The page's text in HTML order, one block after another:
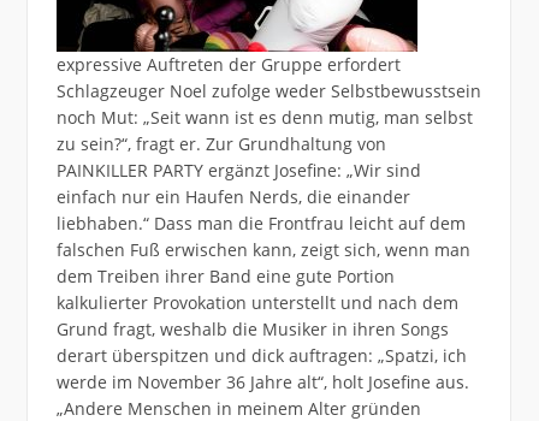
expressive Auftreten der Gruppe erfordert
Schlagzeuger Noel zufolge weder Selbstbewusstsein
noch Mut: „Seit wann ist es denn mutig, man selbst
zu sein?“, fragt er. Zur Grundhaltung von
PAINKILLER PARTY ergänzt Josefine: „Wir sind
einfach nur ein Haufen Nerds, die einander
liebhaben.“ Dass man die Frontfrau leicht auf dem
falschen Fuß erwischen kann, zeigt sich, wenn man
dem Treiben ihrer Band eine gute Portion
kalkulierter Provokation unterstellt und nach dem
Grund fragt, weshalb die Musiker in ihren Songs
derart überspitzen und dick auftragen: „Spatzi, ich
werde im November 36 Jahre alt“, holt Josefine aus.
„Andere Menschen in meinem Alter gründen